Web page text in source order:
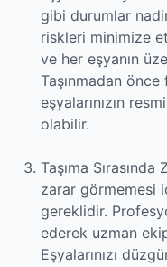
gibi durumlar
riskleri minimize
ve her eşyanın
Taşınmadan
eşyalarınızın
olabilir.
Taşıma Sırasında
zarar görmemesi
gereklidir.
ederek uzman
Eşyalarınızı